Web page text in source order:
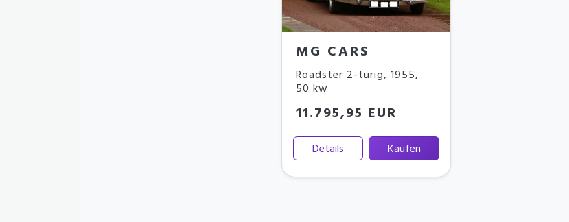
MG CARS
Roadster 2-türig, 1955,
50 kw
11.795,95 EUR
Details Kaufen